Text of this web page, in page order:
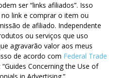
ser “links afiliados”. Isso
link e comprar o item ou
de afiliado. Independente
ou serviços que uso
agravarão valor aos meus
de acordo com Federal Trade
“Guides Concerning the Use of